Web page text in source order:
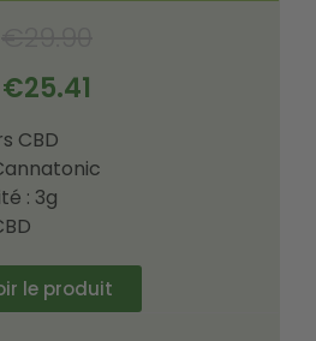
€25.41
CBD
: 3g
le produit